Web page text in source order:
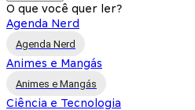
O que você quer ler?
Agenda Nerd
Agenda Nerd
Animes e Mangás
Animes e Mangás
Ciência e Tecnologia